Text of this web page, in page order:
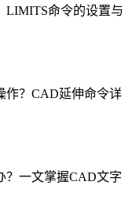
LIMITS命令的设置与
作？CAD延伸命令详
？一文掌握CAD文字